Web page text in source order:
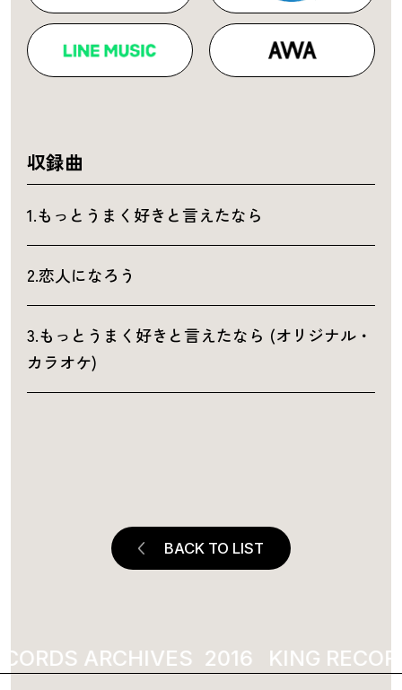
収録曲
1.もっとうまく好きと言えたなら
2.恋人になろう
3.もっとうまく好きと言えたなら (オリジナル・
カラオケ)
BACK TO LIST
ARCHIVES 2016 KING